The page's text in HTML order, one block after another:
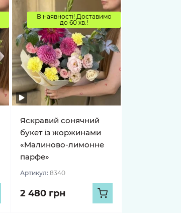
В наявності! Доставимо
до 60 хв.!
Яскравий сонячний
букет із жоржинами
«Малиново-лимонне
парфе»
Артикул: 8340
2 480 грн